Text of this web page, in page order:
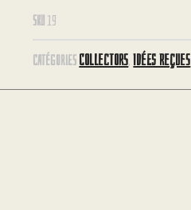
SKU 19
CATÉGORIES COLLECTORS,IDÉES REÇUES